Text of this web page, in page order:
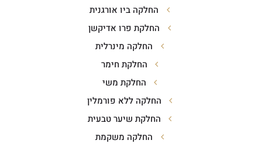
החלקה ביו אורגנית
החלקת פרו אדיקשן
החלקה מינרלית
החלקת חימר
החלקת משי
החלקה ללא פורמלין
החלקת שיער טבעית
החלקה משקמת